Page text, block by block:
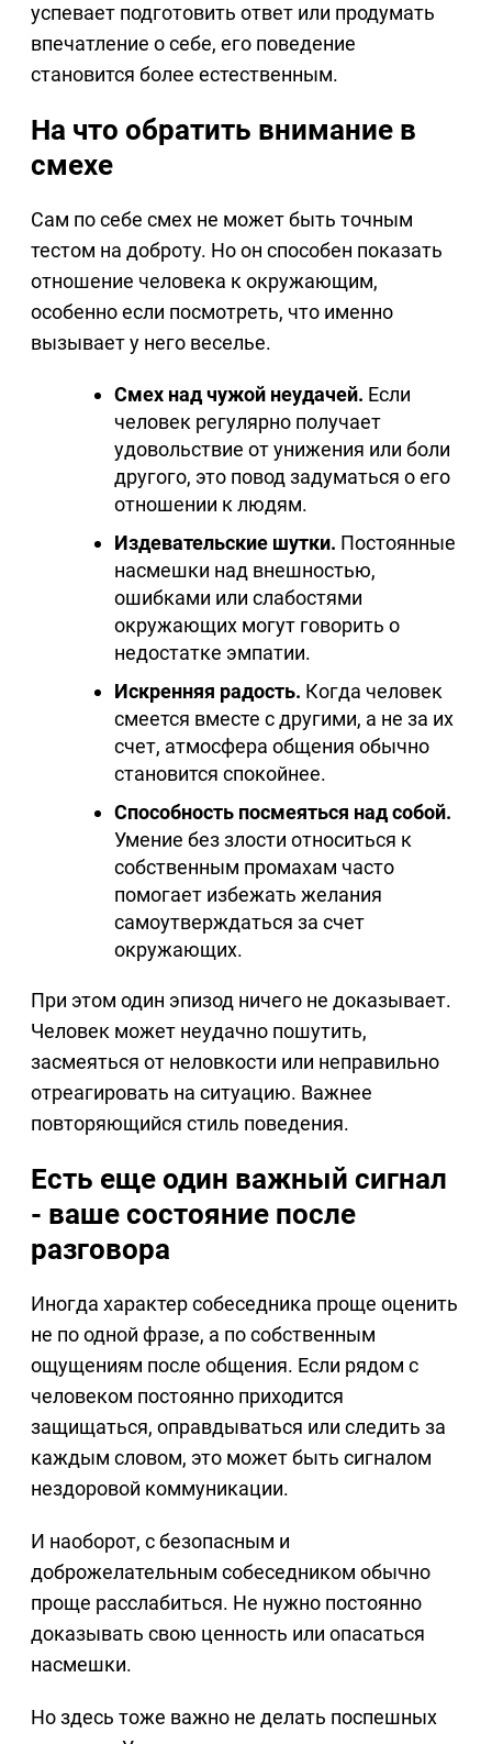
успевает подготовить ответ или продумать
впечатление о себе, его поведение
становится более естественным.
На что обратить внимание в
смехе
Сам по себе смех не может быть точным
тестом на доброту. Но он способен показать
отношение человека к окружающим,
особенно если посмотреть, что именно
вызывает у него веселье.
Смех над чужой неудачей. Если
человек регулярно получает
удовольствие от унижения или боли
другого, это повод задуматься о его
отношении к людям.
Издевательские шутки. Постоянные
насмешки над внешностью,
ошибками или слабостями
окружающих могут говорить о
недостатке эмпатии.
Искренняя радость. Когда человек
смеется вместе с другими, а не за их
счет, атмосфера общения обычно
становится спокойнее.
Способность посмеяться над собой.
Умение без злости относиться к
собственным промахам часто
помогает избежать желания
самоутверждаться за счет
окружающих.
При этом один эпизод ничего не доказывает.
Человек может неудачно пошутить,
засмеяться от неловкости или неправильно
отреагировать на ситуацию. Важнее
повторяющийся стиль поведения.
Есть еще один важный сигнал
- ваше состояние после
разговора
Иногда характер собеседника проще оценить
не по одной фразе, а по собственным
ощущениям после общения. Если рядом с
человеком постоянно приходится
защищаться, оправдываться или следить за
каждым словом, это может быть сигналом
нездоровой коммуникации.
И наоборот, с безопасным и
доброжелательным собеседником обычно
проще расслабиться. Не нужно постоянно
доказывать свою ценность или опасаться
насмешки.
Но здесь тоже важно не делать поспешных